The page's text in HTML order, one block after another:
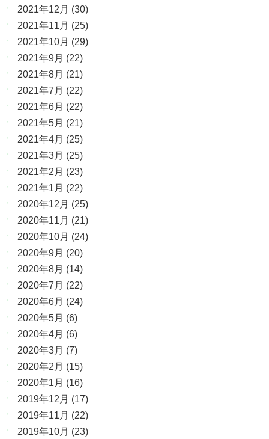
2021年12月 (30)
2021年11月 (25)
2021年10月 (29)
2021年9月 (22)
2021年8月 (21)
2021年7月 (22)
2021年6月 (22)
2021年5月 (21)
2021年4月 (25)
2021年3月 (25)
2021年2月 (23)
2021年1月 (22)
2020年12月 (25)
2020年11月 (21)
2020年10月 (24)
2020年9月 (20)
2020年8月 (14)
2020年7月 (22)
2020年6月 (24)
2020年5月 (6)
2020年4月 (6)
2020年3月 (7)
2020年2月 (15)
2020年1月 (16)
2019年12月 (17)
2019年11月 (22)
2019年10月 (23)